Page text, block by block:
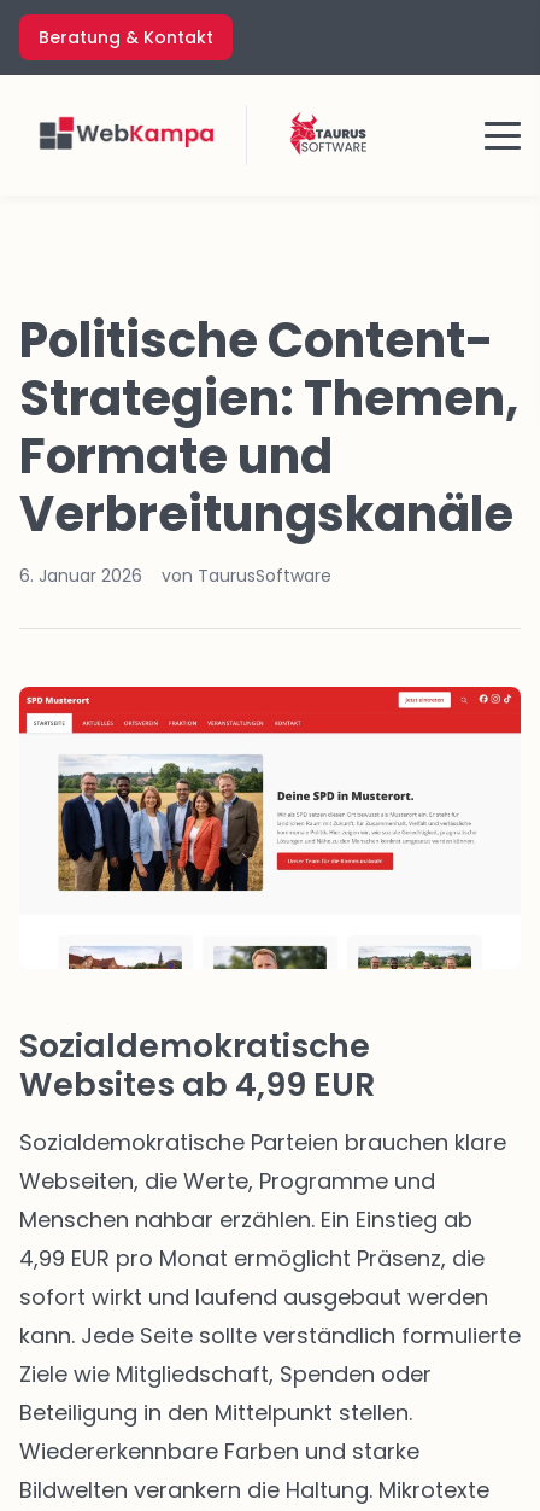
Zum
Inhalt
springen
Beratung & Kontakt
Menü
Politische Content-
Strategien: Themen,
Formate und
Verbreitungskanäle
6. Januar 2026 von TaurusSoftware
Sozialdemokratische
Websites ab 4,99 EUR
Sozialdemokratische Parteien brauchen klare
Webseiten, die Werte, Programme und
Menschen nahbar erzählen. Ein Einstieg ab
4,99 EUR pro Monat ermöglicht Präsenz, die
sofort wirkt und laufend ausgebaut werden
kann. Jede Seite sollte verständlich formulierte
Ziele wie Mitgliedschaft, Spenden oder
Beteiligung in den Mittelpunkt stellen.
Wiedererkennbare Farben und starke
Bildwelten verankern die Haltung. Mikrotexte